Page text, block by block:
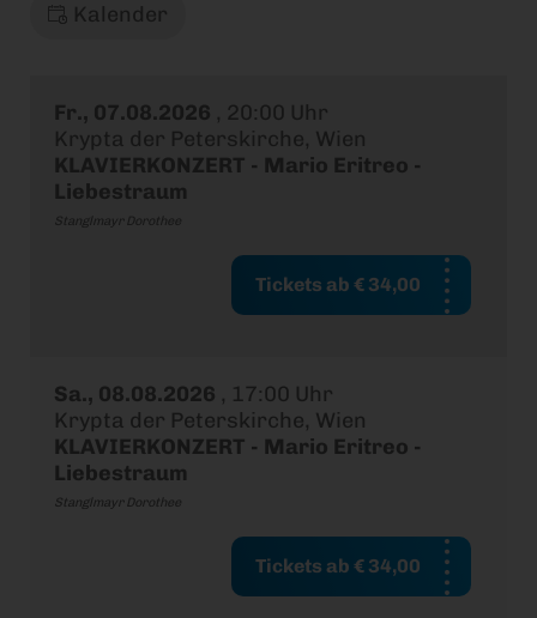
Kalender
Fr., 07.08.2026 , 20:00 Uhr
Krypta der Peterskirche, Wien
KLAVIERKONZERT - Mario Eritreo -
Liebestraum
Stanglmayr Dorothee
Tickets ab € 34,00
Sa., 08.08.2026 , 17:00 Uhr
Krypta der Peterskirche, Wien
KLAVIERKONZERT - Mario Eritreo -
Liebestraum
Stanglmayr Dorothee
Tickets ab € 34,00